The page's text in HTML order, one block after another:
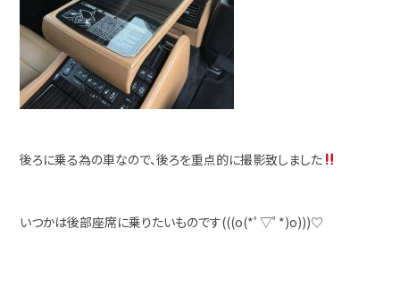
後ろに乗る為の車なので、後ろを重点的に撮影致しました
いつかは後部座席に乗りたいものです(((o(*ﾟ▽ﾟ*)o)))♡